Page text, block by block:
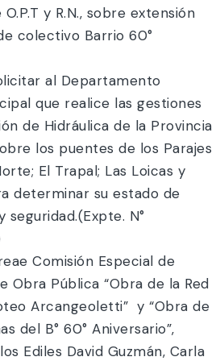
y R.N., sobre extensión
colectivo Barrio 60°
al Departamento
que realice las gestiones
de Hidráulica de la Provincia
los puentes de los Parajes
El Trapal; Las Loicas y
determinar su estado de
seguridad.(Expte. N°
Comisión Especial de
Obra Pública “Obra de la Red
Arcangeoletti” y “Obra de
del B° 60° Aniversario”,
Ediles David Guzmán, Carla